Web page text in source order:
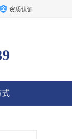
资质认证
式